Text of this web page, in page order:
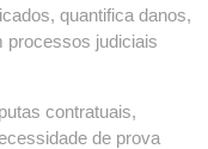
quantifica danos,
processos judiciais
contratuais,
de prova